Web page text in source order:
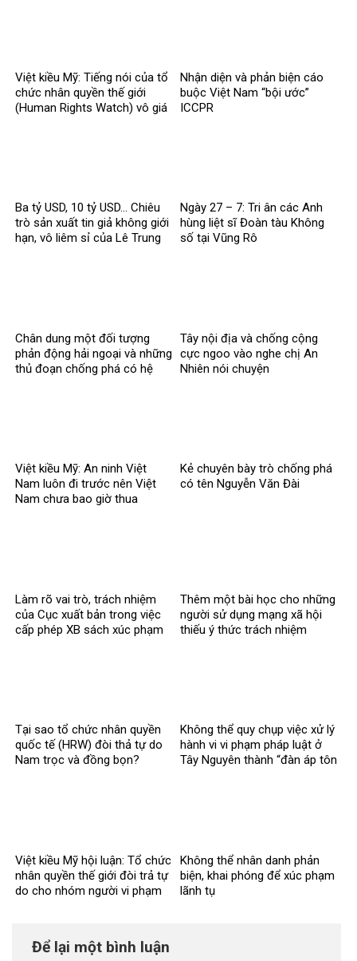
Việt kiều Mỹ: Tiếng nói của tổ
chức nhân quyền thế giới
(Human Rights Watch) vô giá
Nhận diện và phản biện cáo
buộc Việt Nam “bội ước”
ICCPR
Ba tỷ USD, 10 tỷ USD… Chiêu
trò sản xuất tin giả không giới
hạn, vô liêm sỉ của Lê Trung
Ngày 27 – 7: Tri ân các Anh
hùng liệt sĩ Đoàn tàu Không
số tại Vũng Rô
Chân dung một đối tượng
phản động hải ngoại và những
thủ đoạn chống phá có hệ
Tây nội địa và chống cộng
cực ngoo vào nghe chị An
Nhiên nói chuyện
Việt kiều Mỹ: An ninh Việt
Nam luôn đi trước nên Việt
Nam chưa bao giờ thua
Kẻ chuyên bày trò chống phá
có tên Nguyễn Văn Đài
Làm rõ vai trò, trách nhiệm
của Cục xuất bản trong việc
cấp phép XB sách xúc phạm
Thêm một bài học cho những
người sử dụng mạng xã hội
thiếu ý thức trách nhiệm
Tại sao tổ chức nhân quyền
quốc tế (HRW) đòi thả tự do
Nam trọc và đồng bọn?
Không thể quy chụp việc xử lý
hành vi vi phạm pháp luật ở
Tây Nguyên thành “đàn áp tôn
Việt kiều Mỹ hội luận: Tổ chức
nhân quyền thế giới đòi trả tự
do cho nhóm người vi phạm
Không thể nhân danh phản
biện, khai phóng để xúc phạm
lãnh tụ
Để lại một bình luận